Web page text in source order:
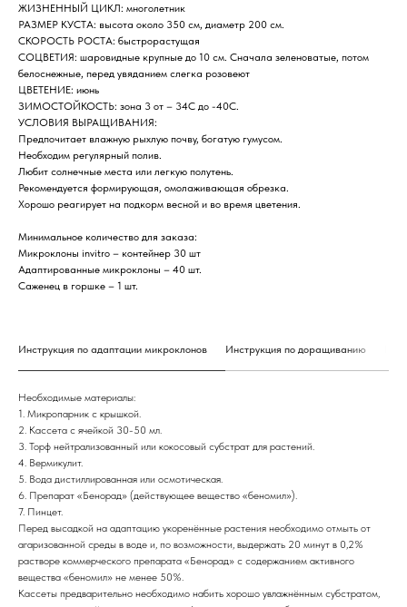
ЖИЗНЕННЫЙ ЦИКЛ: многолетник
РАЗМЕР КУСТА: высота около 350 см, диаметр 200 см.
СКОРОСТЬ РОСТА: быстрорастущая
СОЦВЕТИЯ: шаровидные крупные до 10 см. Сначала зеленоватые, потом
белоснежные, перед увяданием слегка розовеют
ЦВЕТЕНИЕ: июнь
ЗИМОСТОЙКОСТЬ: зона 3 от – 34С до -40С.
УСЛОВИЯ ВЫРАЩИВАНИЯ:
Предпочитает влажную рыхлую почву, богатую гумусом.
Необходим регулярный полив.
Любит солнечные места или легкую полутень.
Рекомендуется формирующая, омолаживающая обрезка.
Хорошо реагирует на подкорм весной и во время цветения.
Минимальное количество для заказа:
Микроклоны invitro – контейнер 30 шт
Адаптированные микроклоны – 40 шт.
Саженец в горшке – 1 шт.
Инструкция по адаптации микроклонов Инструкция по доращиванию
Необходимые материалы:
1. Микропарник с крышкой.
2. Кассета с ячейкой 30-50 мл.
3. Торф нейтрализованный или кокосовый субстрат для растений.
4. Вермикулит.
5. Вода дистиллированная или осмотическая.
6. Препарат «Бенорад» (действующее вещество «беномил»).
7. Пинцет.
Перед высадкой на адаптацию укоренённые растения необходимо отмыть от
агаризованной среды в воде и, по возможности, выдержать 20 минут в 0,2%
растворе коммерческого препарата «Бенорад» с содержанием активного
вещества «беномил» не менее 50%.
Кассеты предварительно необходимо набить хорошо увлажнённым субстратом,